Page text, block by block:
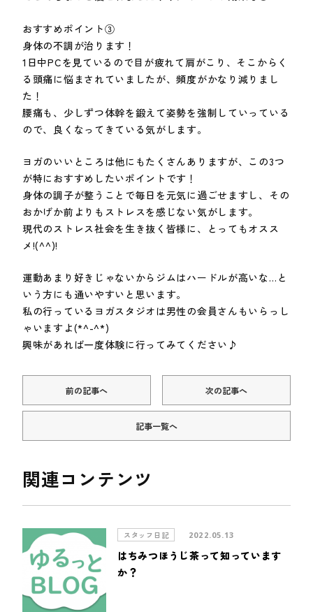
おすすめポイント③
身体の不調が治ります！
1日中PCを見ているので目が疲れて肩がこり、そこからく
る頭痛に悩まされていましたが、頻度がかなり減りまし
た！
腰痛も、少しずつ体幹を鍛えて姿勢を強制していっている
ので、良くなってきている気がします。
ヨガのいいところは他にもたくさんありますが、この3つ
が特におすすめしたいポイントです！
身体の調子が整うことで毎日を元気に過ごせますし、その
おかげか前よりもストレスを感じない気がします。
現代のストレス社会を生き抜く皆様に、とってもオスス
メ!(^^)!
運動あまり好きじゃないからジムはハードルが高いな…と
いう方にも通いやすいと思います。
私の行っているヨガスタジオは男性の会員さんもいらっし
ゃいますよ(*^-^*)
興味があれば一度体験に行ってみてください♪
前の記事へ
記事一覧へ
次の記事へ
関連コンテンツ
スタッフ日記 2022.05.13
はちみつほうじ茶って知っています
か？